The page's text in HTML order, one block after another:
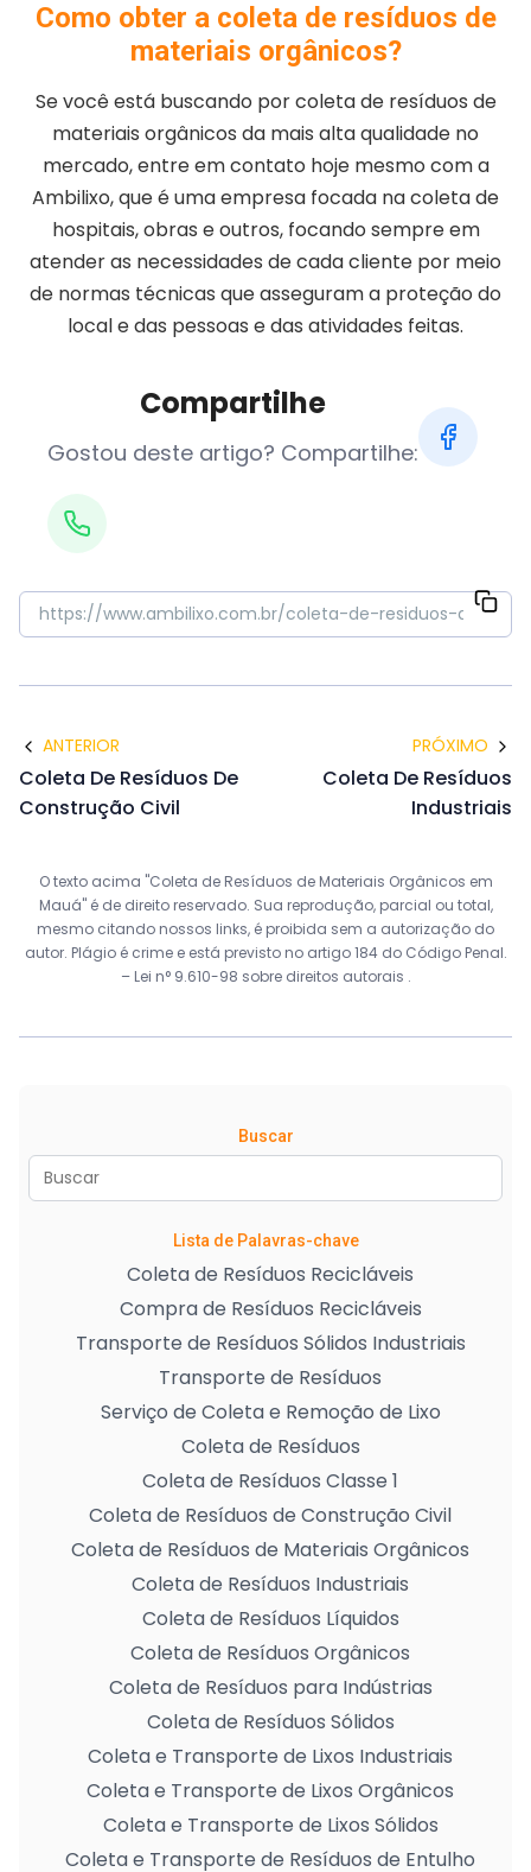
Como obter a coleta de resíduos de
materiais orgânicos?
Se você está buscando por coleta de resíduos de
materiais orgânicos da mais alta qualidade no
mercado, entre em contato hoje mesmo com a
Ambilixo, que é uma empresa focada na coleta de
hospitais, obras e outros, focando sempre em
atender as necessidades de cada cliente por meio
de normas técnicas que asseguram a proteção do
local e das pessoas e das atividades feitas.
Compartilhe
Gostou deste artigo? Compartilhe:
ANTERIOR
Coleta De Resíduos De
Construção Civil
PRÓXIMO
Coleta De Resíduos
Industriais
O texto acima "Coleta de Resíduos de Materiais Orgânicos em
Mauá" é de direito reservado. Sua reprodução, parcial ou total,
mesmo citando nossos links, é proibida sem a autorização do
autor. Plágio é crime e está previsto no artigo 184 do Código Penal.
– Lei n° 9.610-98 sobre direitos autorais .
Buscar
Lista de Palavras-chave
Coleta de Resíduos Recicláveis
Compra de Resíduos Recicláveis
Transporte de Resíduos Sólidos Industriais
Transporte de Resíduos
Serviço de Coleta e Remoção de Lixo
Coleta de Resíduos
Coleta de Resíduos Classe 1
Coleta de Resíduos de Construção Civil
Coleta de Resíduos de Materiais Orgânicos
Coleta de Resíduos Industriais
Coleta de Resíduos Líquidos
Coleta de Resíduos Orgânicos
Coleta de Resíduos para Indústrias
Coleta de Resíduos Sólidos
Coleta e Transporte de Lixos Industriais
Coleta e Transporte de Lixos Orgânicos
Coleta e Transporte de Lixos Sólidos
Coleta e Transporte de Resíduos de Entulho